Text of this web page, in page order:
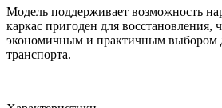
Модель поддерживает возможность
каркас пригоден для восстановления,
экономичным и практичным выбором
транспорта.